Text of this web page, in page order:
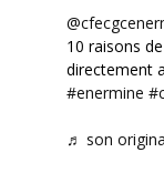
10 raisons
directement
#enermine
♬ son